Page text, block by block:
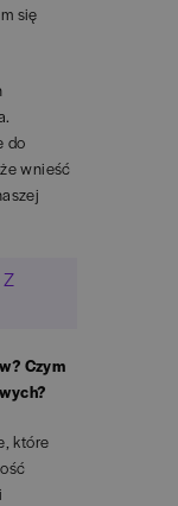
się
do
wnieść
Czym
które